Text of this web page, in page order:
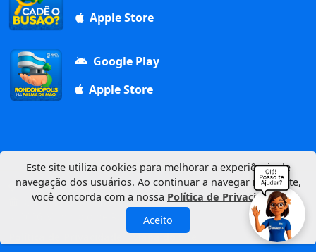
Apple Store
Google Play
Apple Store
Av. Duque de Caxias, 1000, Vila Aurora, 78740-022
CNPJ: 03.347.101/0001-21
© 2026 Município de Rondonópolis
Mapa do Site
Este site utiliza cookies para melhorar a experiência de
navegação dos usuários. Ao continuar a navegar neste site,
você concorda com a nossa Política de Privacidade.
Aceito